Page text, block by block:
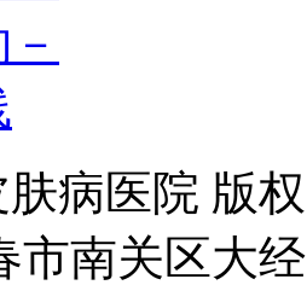
病医院 版
市南关区大